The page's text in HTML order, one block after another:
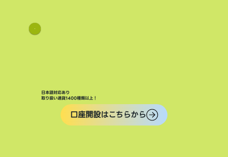
日本語対応あり
取り扱い通貨1400種類以上！
口座開設はこちらから